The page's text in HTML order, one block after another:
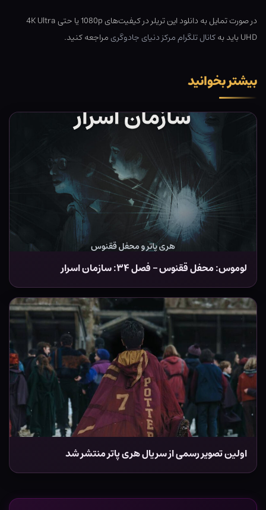
در صورت تمایل به دانلود این تریلر در کیفیت‌های 1080p یا حتی 4K Ultra
UHD باید به
کانال تلگرام مرکز دنیای جادوگریمراجعه کنید.
بیشتر بخوانید
لوموس: محفل ققنوس – فصل ۳۴: سازمان اسرار
اولین تصویر رسمی از سریال هری پاتر منتشر شد